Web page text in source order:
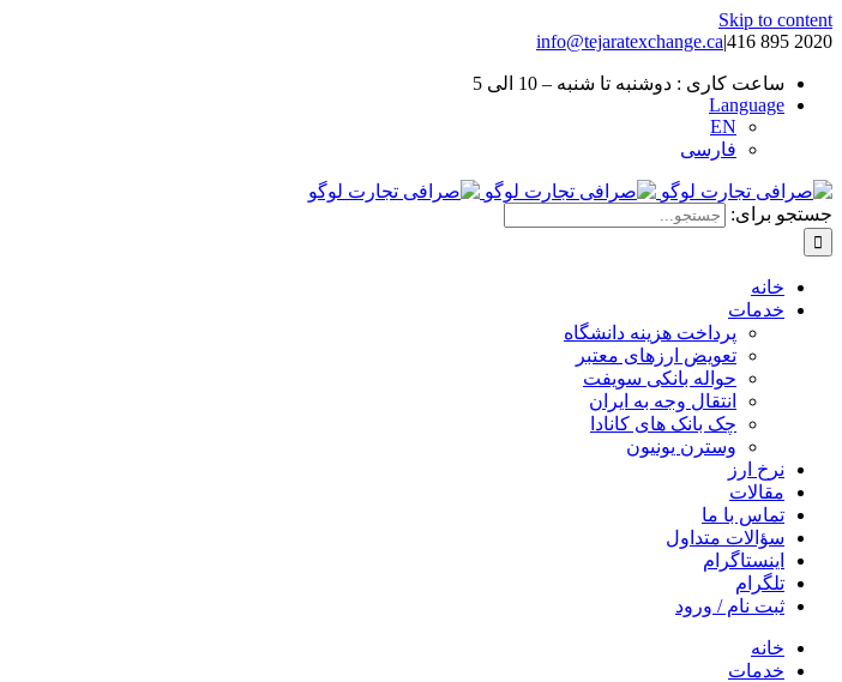
Skip to content
2020 895 416
|
info@tejaratexchange.ca
ساعت کاری : دوشنبه تا شنبه – 10 الی 5
Language
EN
فارسی
جستجو برای:
خانه
خدمات
پرداخت هزینه دانشگاه
تعویض ارزهای معتبر
حواله بانکی سویفت
انتقال وجه به ایران
چک بانک های کانادا
وسترن یونیون
نرخ ارز
مقالات
تماس با ما
سؤالات متداول
اینستاگرام
تلگرام
ثبت نام / ورود
خانه
خدمات